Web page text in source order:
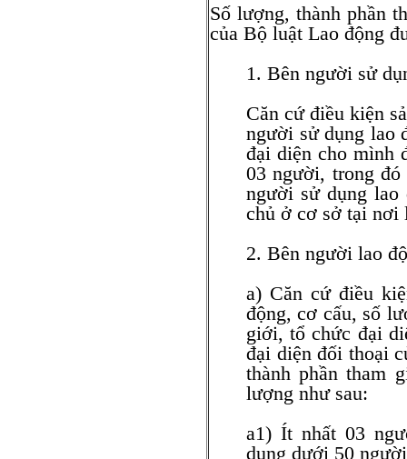
Số lượng, thành phần
của Bộ luật Lao động
1. Bên người sử
Căn cứ điều kiện
người sử dụng lao
đại diện cho mình
03 người, trong
người sử dụng lao
chủ ở cơ sở tại nơi
2. Bên người lao
a) Căn cứ điều
động, cơ cấu, số
giới, tổ chức đại
đại diện đối thoại
thành phần tham
lượng như sau:
a1) Ít nhất 03
dụng dưới 50